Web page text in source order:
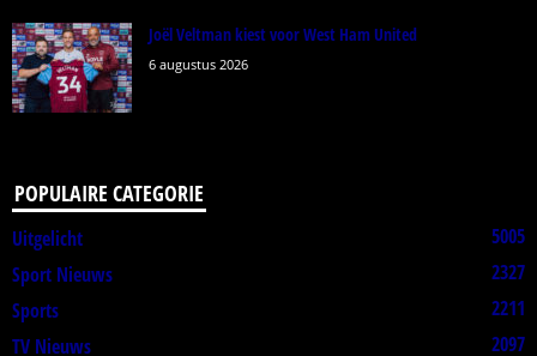
Joël Veltman kiest voor West Ham United
6 augustus 2026
POPULAIRE CATEGORIE
Uitgelicht
5005
Sport Nieuws
2327
Sports
2211
TV Nieuws
2097